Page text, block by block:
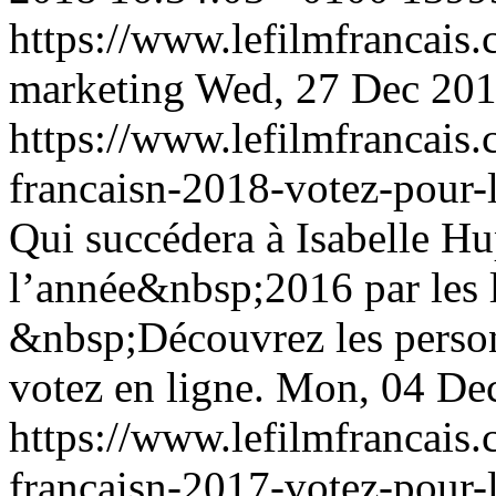
https://
marketing Wed, 27 Dec
https://
francaisn-2018-votez-
Qui succédera à Isabelle
l’année&nbsp;2016 par
&nbsp;Découvrez les
votez en ligne. Mon, 04
https://